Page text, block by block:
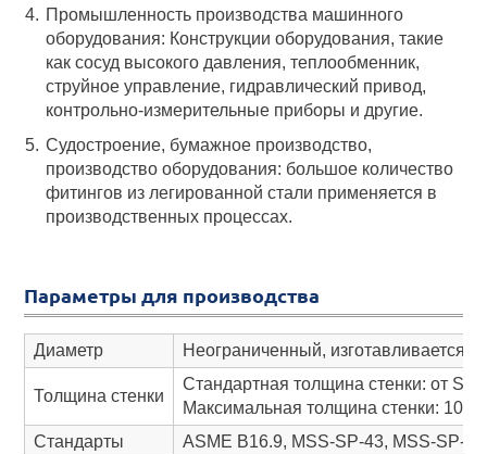
Промышленность производства машинного
оборудования: Конструкции оборудования, такие
как сосуд высокого давления, теплообменник,
струйное управление, гидравлический привод,
контрольно-измерительные приборы и другие.
Судостроение, бумажное производство,
производство оборудования: большое количество
фитингов из легированной стали применяется в
производственных процессах.
Параметры для производства
Диаметр Неограниченный, изготавливается
Толщина стенки
Стандартная толщина стенки: от
Максимальная толщина стенки:
Стандарты
ASME B16.9, MSS-SP-43, MSS-SP-